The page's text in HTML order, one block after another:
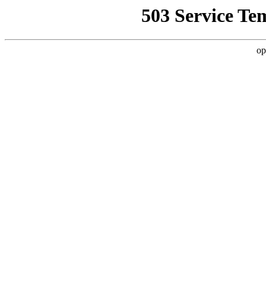
503 Service